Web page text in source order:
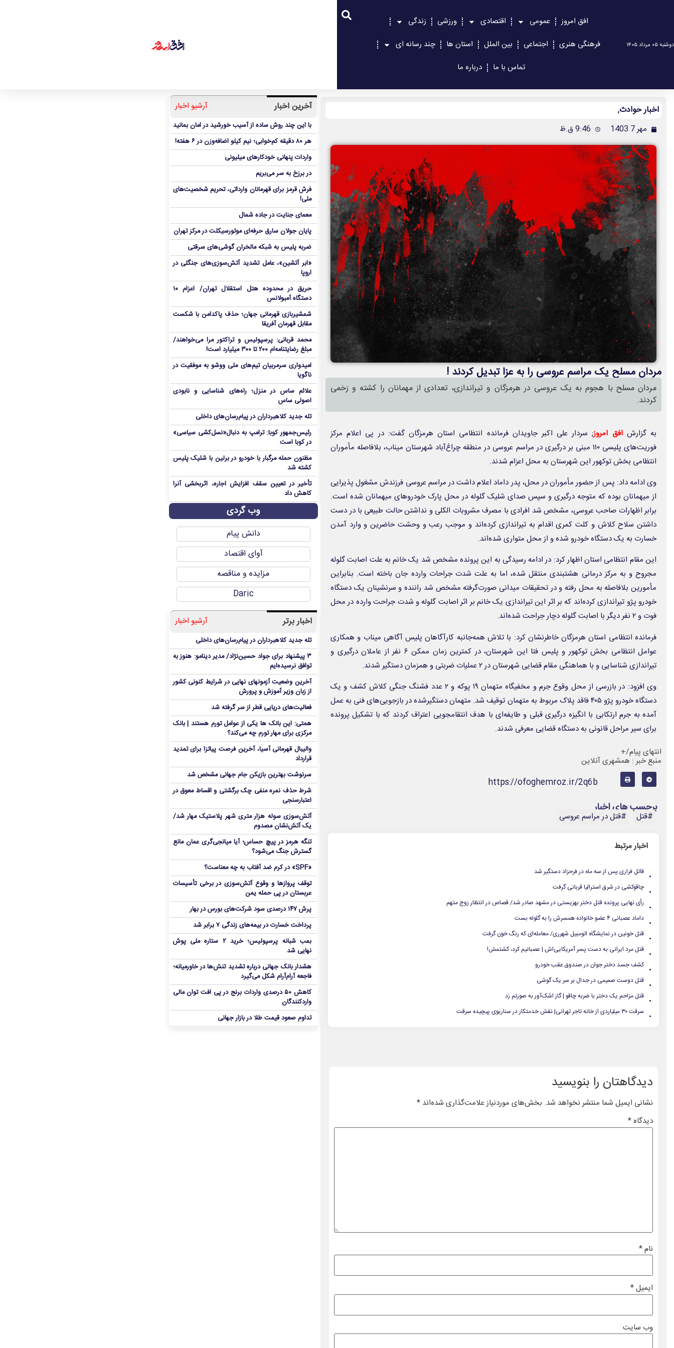
دوشنبه ۰۵ مرداد ۱۴۰۵
افق امروز عمومی اقتصادی ورزشی
زندگی
فرهنگی هنری
اجتماعی بین الملل استان ها
چند رسانه ای
تماس با ما
درباره ما
اخبار حوادث,
مهر 7 1403 9:46 ق.ظ
مردان مسلح یک مراسم عروسی را به عزا تبدیل کردند !
مردان مسلح با هجوم به یک عروسی در هرمزگان و تیراندازی، تعدادی از مهمانان را کشته و زخمی
کردند.
به گزارشافق امروز; سردار علی اکبر جاویدان فرمانده انتظامی استان هرمزگان گفت: در پی اعلام مرکز
فوریت‌های پلیسی ۱۱۰ مبنی بر درگیری در مراسم عروسی در منطقه چراغ‌آباد شهرستان میناب، بلافاصله مأموران
انتظامی بخش توکهور این شهرستان به محل اعزام شدند.
وی ادامه داد: پس از حضور مأموران در محل، پدر داماد اعلام داشت در مراسم عروسی فرزندش مشغول پذیرایی
از میهمانان بوده که متوجه درگیری و سپس صدای شلیک گلوله در محل پارک خودروهای میهمانان شده است.
برابر اظهارات صاحب عروسی، مشخص شد افرادی با مصرف مشروبات الکلی و نداشتن حالت طبیعی با در دست
داشتن سلاح کلاش و کلت کمری اقدام به تیراندازی کرده‌اند و موجب رعب و وحشت حاضرین و وارد آمدن
خسارت به یک‌ دستگاه خودرو شده و از محل متواری شده‌اند.
این مقام انتظامی استان اظهار کرد: در ادامه رسیدگی به این پرونده مشخص شد یک خانم به علت اصابت گلوله
مجروح و به مرکز درمانی هشتبندی منتقل شده، اما به علت شدت جراحات وارده جان باخته است. بنابراین
مأمورین بلافاصله به محل رفته و در تحقیقات میدانی صورت‌گرفته مشخص شد راننده و سرنشینان یک دستگاه
خودرو پژو تیراندازی کرده‌اند که بر اثر این تیراندازی یک خانم بر اثر اصابت گلوله و شدت جراحت وارده در محل
فوت و ۲ نفر دیگر با اصابت گلوله دچار جراحت شده‌اند.
فرمانده انتظامی استان هرمزگان خاطرنشان کرد: با تلاش همه‌جانبه کارآگاهان پلیس آگاهی میناب و همکاری
عوامل انتظامی بخش توکهور و پلیس فتا این شهرستان، در کمترین زمان ممکن ۶ نفر از عاملان درگیری و
تیراندازی شناسایی و با هماهنگی مقام قضایی شهرستان در ۲ عملیات ضربتی و همزمان دستگیر شدند.
وی افزود: در بازرسی از محل وقوع جرم و مخفیگاه متهمان ۱۹ پوکه و ۲ عدد فشنگ جنگی کلاش کشف و یک‌
دستگاه خودرو پژو ۴۰۵ فاقد پلاک مربوط به متهمان توقیف شد. متهمان دستگیرشده در بازجویی‌های فنی به‌ عمل
آمده به جرم ارتکابی با انگیزه درگیری قبلی و طایفه‌ای با هدف انتقامجویی اعتراف کردند که با تشکیل پرونده
برای سیر مراحل قانونی به دستگاه قضایی معرفی شدند.
انتهای پیام/+
منبع خبر : همشهری آنلاین
https://ofoghemroz.ir/2q6b
برچسب های اخبار
#قتل #قتل در مراسم عروسی
اخبار مرتبط
. قاتل فراری پس از سه ماه در فرحزاد دستگیر شد
. چاقوکشی در شرق استرالیا قربانی گرفت
. رأی نهایی پرونده قتل دختر بهزیستی در مشهد صادر شد/ قصاص در انتظار زوج متهم
. داماد عصبانی ۴ عضو خانواده همسرش را به گلوله بست
. قتل خونین در نمایشگاه اتومبیل شهرری/ معامله‌ای که رنگ خون گرفت
. قتل مرد ایرانی به دست پسر آمریکایی‌اش | عصبانیم کرد، کشتمش!
. کشف جسد دختر جوان در صندوق عقب خودرو
. قتل دوست صمیمی در جدال بر سر یک گوشی
. قتل مزاحم یک دختر با ضربه چاقو | گاز اشک‌آور به صورتم زد
. سرقت ۳۰ میلیاردی از خانه تاجر تهرانی| نقش خدمتکار در سناریوی پیچیده سرقت
دیدگاهتان را بنویسید
نشانی ایمیل شما منتشر نخواهد شد. بخش‌های موردنیاز علامت‌گذاری شده‌اند*
دیدگاه*
نام*
ایمیل*
وب‌ سایت
آخرین اخبار آرشیو اخبار
با این چند روش ساده از آسیب خورشید در امان بمانید
هر ۸۰ دقیقه کم‌خوابی؛ نیم کیلو اضافه‌وزن در ۶ هفته!
واردات پنهانی خودکارهای میلیونی
در برزخ به سر می‌بریم
فرش قرمز برای قهرمانان وارداتی، تحریم شخصیت‌های
ملی!
معمای جنایت در جاده شمال
پایان جولان سارق حرفه‌ای موتورسیکلت در مرکز تهران
ضربه پلیس به شبکه مالخران گوشی‌های سرقتی
«ابر آتشین»، عامل تشدید آتش‌سوزی‌های جنگلی در
اروپا
حریق در محدوده هتل استقلال تهران/ اعزام ۱۰
دستگاه آمبولانس
شمشیربازی قهرمانی جهان؛ حذف پاکدامن با شکست
مقابل قهرمان آفریقا
محمد قربانی: پرسپولیس و تراکتور مرا می‌خواهند/
مبلغ رضایتنامه‌ام ۲۰۰ تا ۳۰۰ میلیارد است!
امیدواری سرمربیان تیم‌های ملی ووشو به موفقیت در
ناگویا
علائم ساس در منزل؛ راه‌های شناسایی و نابودی
اصولی ساس
تله جدید کلاهبرداران در پیام‌رسان‌های داخلی
رئیس‌جمهور کوبا: ترامپ به دنبال«نسل‌کشی سیاسی»
در کوبا است
مظنون حمله مرگبار با خودرو در برلین با شلیک پلیس
کشته شد
تأخیر در تعیین سقف افزایش اجاره، اثربخشی آنرا
کاهش داد
وب گردی
دانش پیام
آوای اقتصاد
مزایده و مناقصه
Daric
اخبار برتر آرشیو اخبار
تله جدید کلاهبرداران در پیام‌رسان‌های داخلی
۳ پیشنهاد برای جواد حسین‌نژاد/ مدیر دینامو: هنوز به
توافق نرسیده‌ایم
آخرین وضعیت آزمونهای نهایی در شرایط کنونی کشور
از زبان وزیر آموزش و پرورش
فعالیت‌های دریایی قطر از سر گرفته شد
همتی: این بانک ها یکی از عوامل تورم هستند | بانک
مرکزی برای مهار تورم چه می‌کند؟
والیبال قهرمانی آسیا، آخرین فرصت پیاتزا برای تمدید
قرارداد
سرنوشت بهترین بازیکن جام جهانی مشخص شد
شرط حذف نمره منفی چک برگشتی و اقساط معوق در
اعتبارسنجی
آتش‌سوزی سوله هزار متری شهر پلاستیک مهار شد/
یک آتش‌نشان مصدوم
تنگه هرمز در پیچ حساس؛ آیا میانجی‌گری عمان مانع
گسترش جنگ می‌شود؟
«SPF» در کرم ضد آفتاب به چه معناست؟
توقف پروازها و وقوع آتش‌سوزی در برخی تأسیسات
عربستان در پی حمله یمن
پرش ۱۴۷ درصدی سود شرکت‌های بورس در بهار
پرداخت خسارت در بیمه‌های زندگی ۷ برابر شد
بمب شبانه پرسپولیس؛ خرید ۲ ستاره ملی پوش
نهایی شد
هشدار بانک جهانی درباره تشدید تنش‌ها در خاورمیانه؛
فاجعه آرام‌آرام شکل می‌گیرد
کاهش ۵۰ درصدی واردات برنج در پی افت توان مالی
واردکنندگان
تداوم صعود قیمت طلا در بازار جهانی